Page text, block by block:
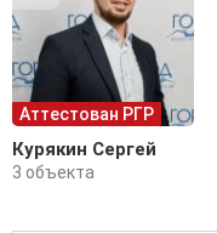
Аттестован РГР
Курякин Сергей
3 объекта